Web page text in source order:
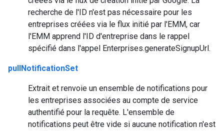
recherche de l'ID n'est pas nécessaire pour les
entreprises créées via le flux initié par l'EMM, car
l'EMM apprend l'ID d'entreprise dans le rappel
spécifié dans l'appel Enterprises.generateSignupUrl.
pullNotificationSet
Extrait et renvoie un ensemble de notifications pour
les entreprises associées au compte de service
authentifié pour la requête. L'ensemble de
notifications peut être vide si aucune notification n'est